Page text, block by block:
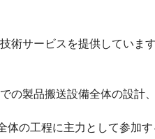
サービスを提供しています
の製品搬送設備全体の設計
の工程に主力として参加す